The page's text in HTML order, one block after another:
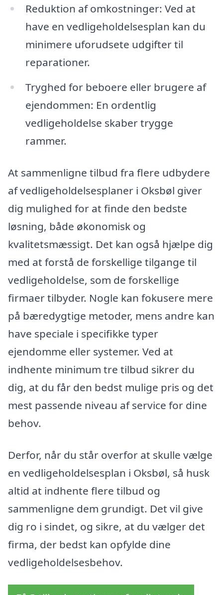
Reduktion af omkostninger: Ved at
have en vedligeholdelsesplan kan du
minimere uforudsete udgifter til
reparationer.
Tryghed for beboere eller brugere af
ejendommen: En ordentlig
vedligeholdelse skaber trygge
rammer.
At sammenligne tilbud fra flere udbydere
af vedligeholdelsesplaner i Oksbøl giver
dig mulighed for at finde den bedste
løsning, både økonomisk og
kvalitetsmæssigt. Det kan også hjælpe dig
med at forstå de forskellige tilgange til
vedligeholdelse, som de forskellige
firmaer tilbyder. Nogle kan fokusere mere
på bæredygtige metoder, mens andre kan
have speciale i specifikke typer
ejendomme eller systemer. Ved at
indhente minimum tre tilbud sikrer du
dig, at du får den bedst mulige pris og det
mest passende niveau af service for dine
behov.
Derfor, når du står overfor at skulle vælge
en vedligeholdelsesplan i Oksbøl, så husk
altid at indhente flere tilbud og
sammenligne dem grundigt. Det vil give
dig ro i sindet, og sikre, at du vælger det
firma, der bedst kan opfylde dine
vedligeholdelsesbehov.